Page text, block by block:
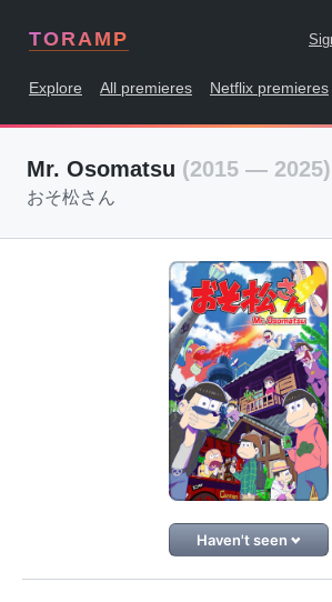
TORAMP
Explore All premieres Netflix premieres
Mr. Osomatsu (2015 — 2025)
おそ松さん
Haven't seen